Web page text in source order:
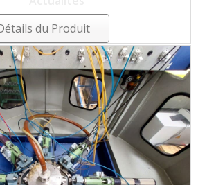
Contact
des infos sur ?
du Produit